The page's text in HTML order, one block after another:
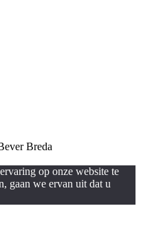
Breda
op onze website te
gaan we ervan uit dat u